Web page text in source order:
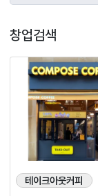
창업검색
테이크아웃커피